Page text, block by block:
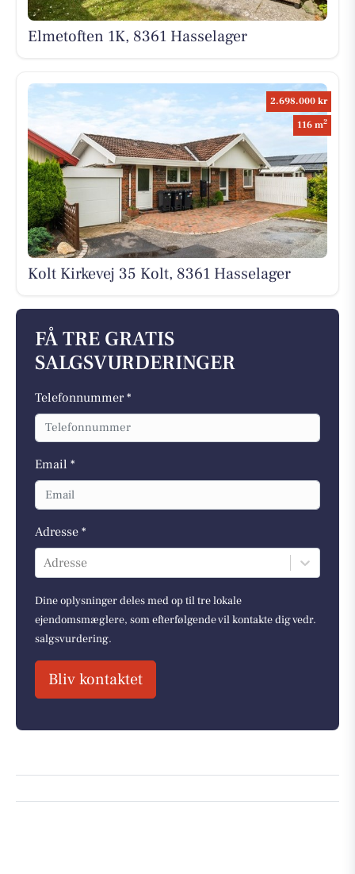
Elmetoften 1K, 8361 Hasselager
2.698.000 kr
116 m2
Kolt Kirkevej 35 Kolt, 8361 Hasselager
FÅ TRE GRATIS
SALGSVURDERINGER
Telefonnummer *
Email *
Adresse *
Adresse
Dine oplysninger deles med op til tre lokale
ejendomsmæglere, som efterfølgende vil kontakte dig vedr.
salgsvurdering.
Bliv kontaktet